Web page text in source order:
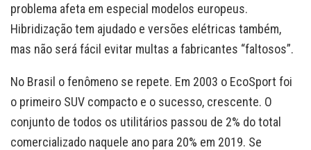
problema afeta em especial modelos europeus.
Hibridização tem ajudado e versões elétricas também,
mas não será fácil evitar multas a fabricantes “faltosos”.
No Brasil o fenômeno se repete. Em 2003 o EcoSport foi
o primeiro SUV compacto e o sucesso, crescente. O
conjunto de todos os utilitários passou de 2% do total
comercializado naquele ano para 20% em 2019. Se